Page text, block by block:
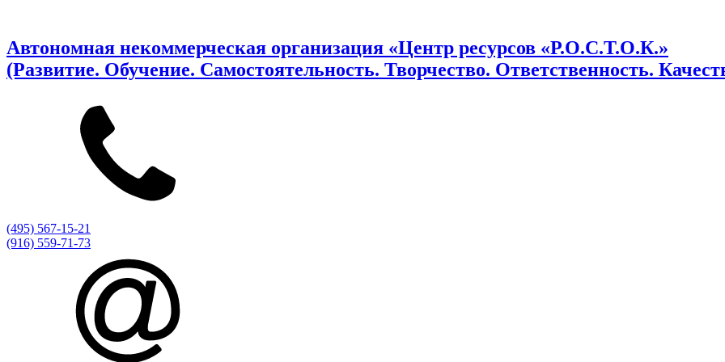
Автономная некоммерческая организация «Центр ресурсов «Р.О.С.Т.О.К.»
(Развитие. Обучение. Самостоятельность. Творчество. Ответственность.
(495) 567-15-21
(916) 559-71-73